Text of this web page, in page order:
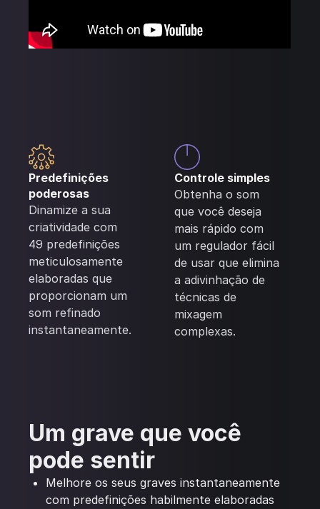
Predefinições
poderosas
Dinamize a sua
criatividade com
49 predefinições
meticulosamente
elaboradas que
proporcionam um
som refinado
instantaneamente.
Controle simples
Obtenha o som
que você deseja
mais rápido com
um regulador fácil
de usar que elimina
a adivinhação de
técnicas de
mixagem
complexas.
Um grave que você
pode sentir
Melhore os seus graves instantaneamente
com predefinições habilmente elaboradas